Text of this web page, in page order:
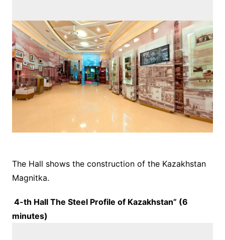
The Hall shows the construction of the Kazakhstan
Magnitka.
4-th Hall The Steel Profile of Kazakhstan” (6
minutes)